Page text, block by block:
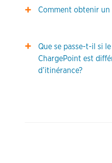
Comment obtenir
Que se passe-t-il si
ChargePoint est
d’itinérance?